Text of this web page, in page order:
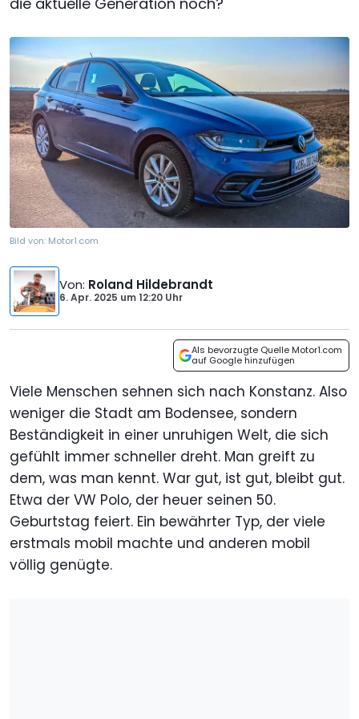
Bild von: Motor1.com
Von: Roland Hildebrandt
6. Apr. 2025 um12:20 Uhr
Als bevorzugte Quelle Motor1.com
auf Google hinzufügen
Viele Menschen sehnen sich nach Konstanz. Also
weniger die Stadt am Bodensee, sondern
Beständigkeit in einer unruhigen Welt, die sich
gefühlt immer schneller dreht. Man greift zu
dem, was man kennt. War gut, ist gut, bleibt gut.
Etwa der VW Polo, der heuer seinen 50.
Geburtstag feiert. Ein bewährter Typ, der viele
erstmals mobil machte und anderen mobil
völlig genügte.